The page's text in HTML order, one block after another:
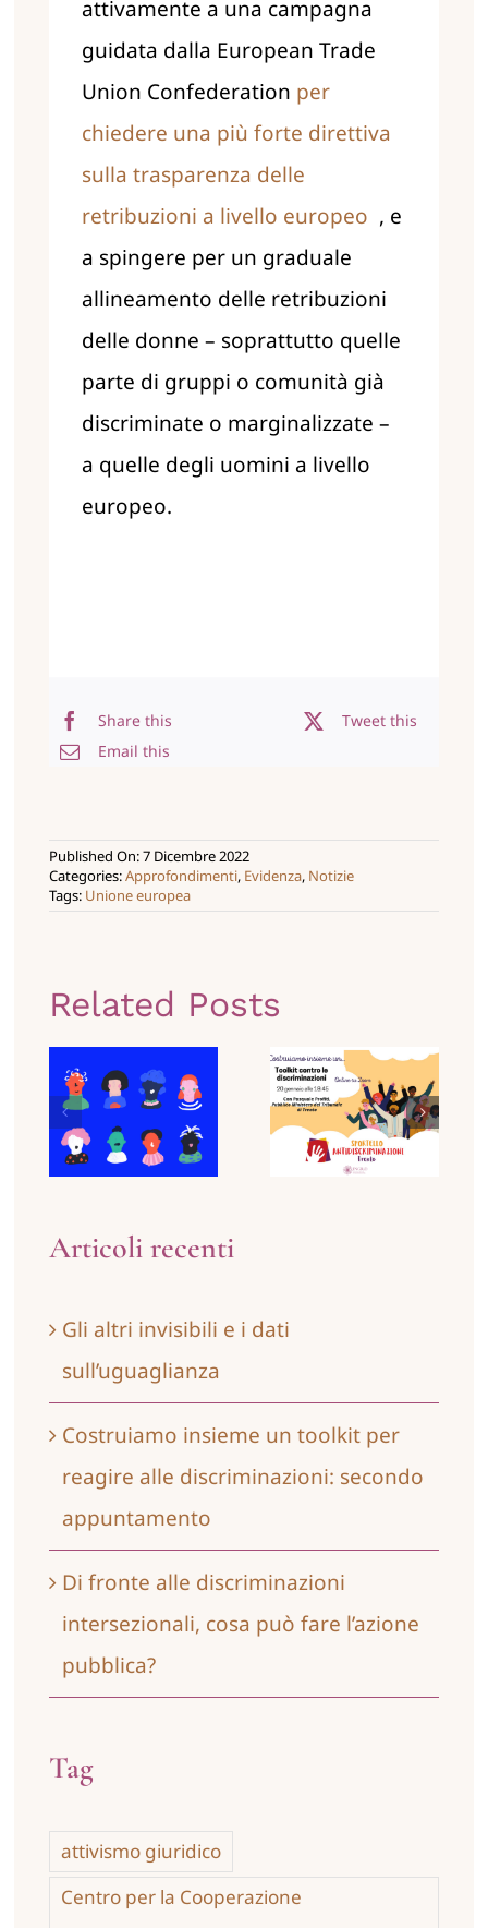
attivamente a una campagna
guidata dalla European Trade
Union Confederation per
chiedere una più forte direttiva
sulla trasparenza delle
retribuzioni a livello europeo , e
a spingere per un graduale
allineamento delle retribuzioni
delle donne – soprattutto quelle
parte di gruppi o comunità già
discriminate o marginalizzate –
a quelle degli uomini a livello
europeo.
Share this
Tweet this
Email this
Published On: 7 Dicembre 2022
Categories:Approfondimenti, Evidenza, Notizie
Tags: Unione europea
Related Posts
Gli altri
invisibili e
i dati
sull’uguaglianza
un toolkit
per reagire
alle
discriminazioni:
Articoli recenti
Gli altri invisibili e i dati
sull’uguaglianza
Costruiamo insieme un toolkit per
reagire alle discriminazioni: secondo
appuntamento
Di fronte alle discriminazioni
intersezionali, cosa può fare l’azione
pubblica?
Tag
attivismo giuridico
Centro per la Cooperazione